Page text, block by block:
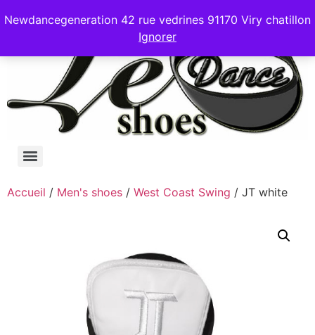
Newdancegeneration 42 rue vedrines 91170 Viry chatillon
Ignorer
Accueil / Men's shoes / West Coast Swing / JT white